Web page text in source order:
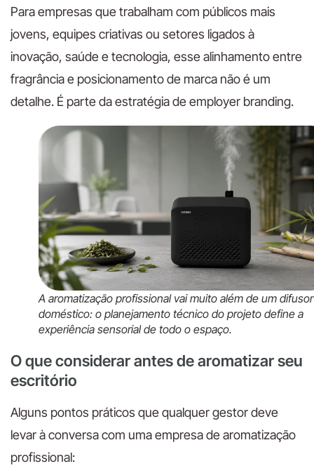
Para empresas que trabalham com públicos mais
jovens, equipes criativas ou setores ligados à
inovação, saúde e tecnologia, esse alinhamento entre
fragrância e posicionamento de marca não é um
detalhe. É parte da estratégia de employer branding.
A aromatização profissional vai muito além de um difusor
doméstico: o planejamento técnico do projeto define a
experiência sensorial de todo o espaço.
O que considerar antes de aromatizar seu
escritório
Alguns pontos práticos que qualquer gestor deve
levar à conversa com uma empresa de aromatização
profissional: